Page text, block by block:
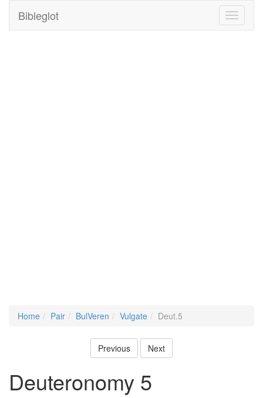
Toggle
Bibleglot
Home Pair BulVeren Vulgate Deut.5
Previous Next
Deuteronomy 5